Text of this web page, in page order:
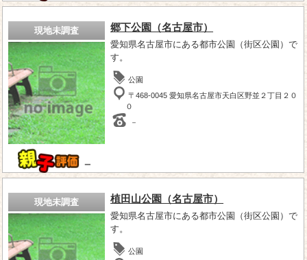
現地未調査
－
郷下公園（名古屋市）
愛知県名古屋市にある都市公園（街区公園）で
す。
公園
〒468-0045 愛知県名古屋市天白区野並２丁目２０
０
－
現地未調査 植田山公園（名古屋市）
愛知県名古屋市にある都市公園（街区公園）で
す。
公園